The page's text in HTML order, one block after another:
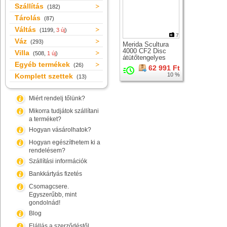
Szállítás (182)
Tárolás (87)
Váltás (1199, 3 új)
Váz (293)
Villa (508, 1 új)
Egyéb termékek (26)
Komplett szettek (13)
Miért rendelj tőlünk?
Mikorra tudjátok szállítani
a terméket?
Hogyan vásárolhatok?
Hogyan egészíthetem ki a
rendelésem?
Szállítási információk
Bankkártyás fizetés
Csomagcsere.
Egyszerűbb, mint
gondolnád!
Blog
7
Merida Scultura
4000 CF2 Disc
átütőtengelyes
országúti karbon
merev villa +62 991 Ft
10 %